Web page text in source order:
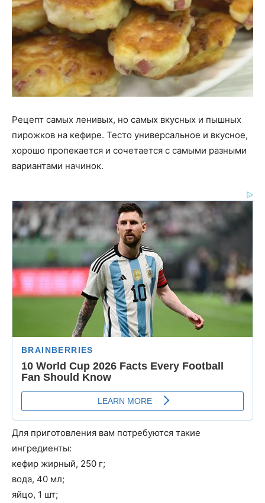
Рецепт самых ленивых, но самых вкусных и пышных
пирожков на кефире. Тесто универсальное и вкусное,
хорошо пропекается и сочетается с самыми разными
вариантами начинок.
Для приготовления вам потребуются такие
ингредиенты:
кефир жирный, 250 г;
вода, 40 мл;
яйцо, 1 шт;